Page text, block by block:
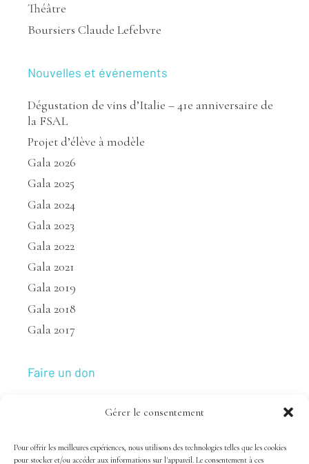
Gérer le consentement
Pour offrir les meilleures expériences, nous utilisons des technologies telles que les cookies
pour stocker et/ou accéder aux informations sur l'appareil. Le consentement à ces
Théâtre
Boursiers Claude Lefebvre
Nouvelles et événements
Dégustation de vins d’Italie – 41e anniversaire de
la FSAL
Projet d’élève à modèle
Gala 2026
Gala 2025
Gala 2024
Gala 2023
Gala 2022
Gala 2021
Gala 2019
Gala 2018
Gala 2017
Faire un don